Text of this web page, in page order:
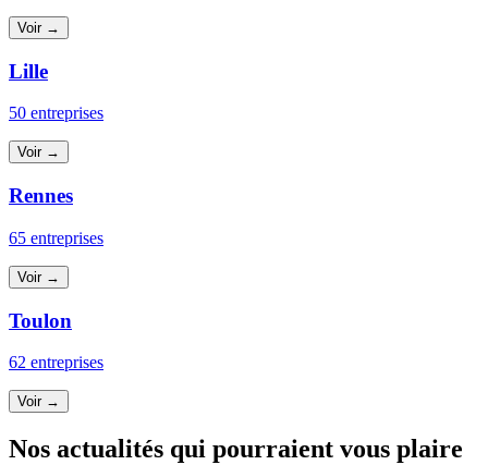
Voir →
Lille
50 entreprises
Voir →
Rennes
65 entreprises
Voir →
Toulon
62 entreprises
Voir →
Nos actualités qui pourraient vous plaire